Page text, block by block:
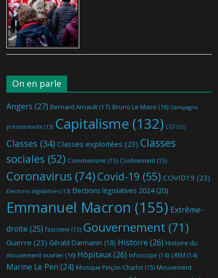
On en parle
Angers (27) Bernard Arnault (17) Bruno Le Maire (16) Campagne
présidentielle (13) Capitalisme (132) CGT(12)
Classes (34) Classes exploitées (23) Classes
sociales (52) Communisme (15) Confinement (15)
Coronavirus (74) Covid-19 (55) COVID19 (23)
Elections législatives (13) Elections législatives 2024(20)
Emmanuel Macron (155) Extrême-
droite (25) fascisme (15) Gouvernement (71)
Guerre (23) Gérald Darmanin (18) Histoire (26) Histoire du
mouvement ouvrier (16) Hôpitaux(26) Infoscope (14) LREM (14)
Marine Le Pen (24) Monique Pinçon-Charlot (15) Mouvement